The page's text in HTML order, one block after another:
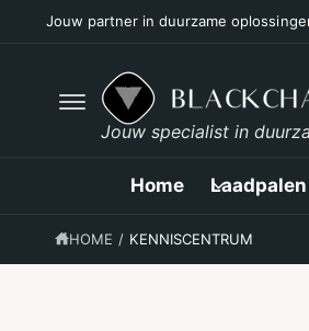
Voor 17:00 besteld, vandaag
Jouw specialist in
Home Laadpalen
HOME / KENNISCENTRUM